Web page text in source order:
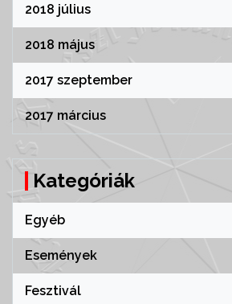
2018 július
2018 május
2017 szeptember
2017 március
Kategóriák
Egyéb
Események
Fesztivál